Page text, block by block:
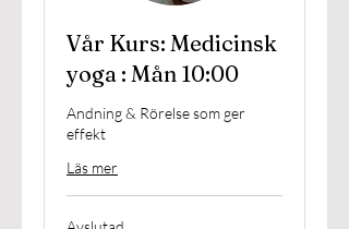
Vår Kurs: Medicinsk
yoga : Mån 10:00
Andning & Rörelse som ger
effekt
Läs mer